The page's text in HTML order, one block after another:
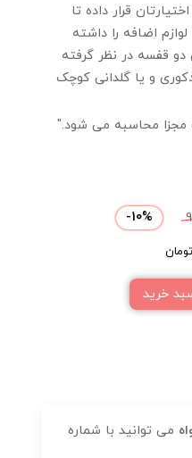
قرار داده تا
اضافه را داشته
قفسه در نظر گرفته
و یا گلدانی کوچک
محاسبه می شود."
10%
-
تومان
خرید
می توانید با شماره